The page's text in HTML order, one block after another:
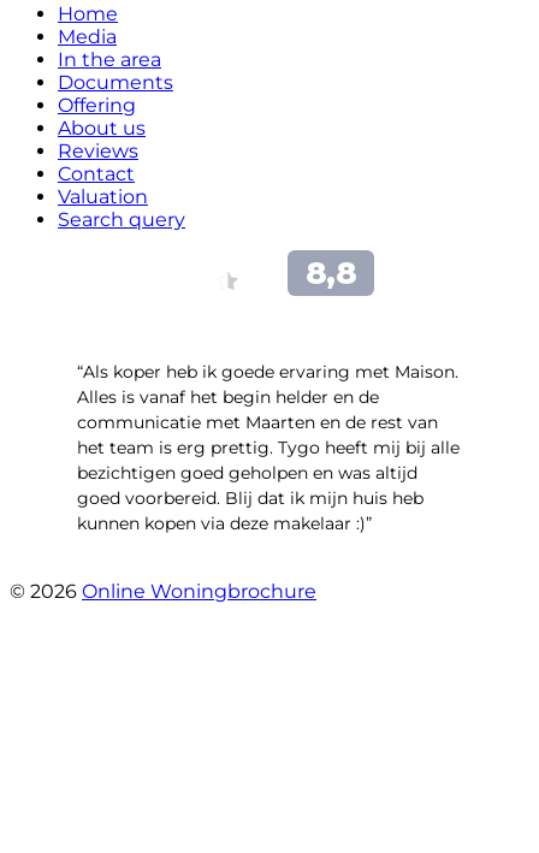
Home
Media
In the area
Documents
Offering
About us
Reviews
Contact
Valuation
Search query
“Als koper heb ik goede ervaring met Maison.
Alles is vanaf het begin helder en de
communicatie met Maarten en de rest van
het team is erg prettig. Tygo heeft mij bij alle
bezichtigen goed geholpen en was altijd
goed voorbereid. Blij dat ik mijn huis heb
kunnen kopen via deze makelaar :)”
© 2026 Online Woningbrochure